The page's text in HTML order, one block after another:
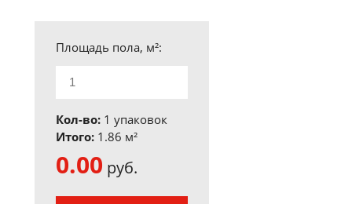
Площадь пола, м²:
Кол-во: 1 упаковок
Итого: 1.86 м²
0.00 руб.